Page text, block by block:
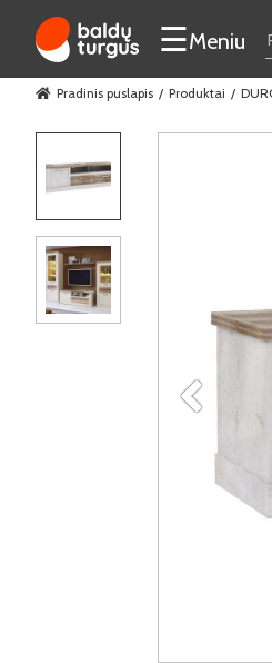
☰Meniu
Pradinis puslapis Produktai